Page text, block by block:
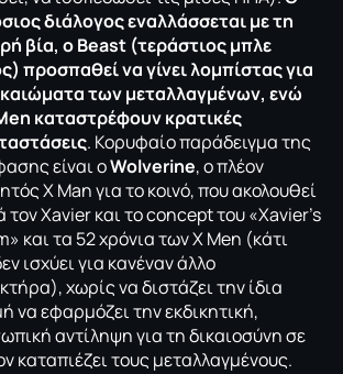
διάλογος εναλλάσσεται με τη
βία, ο Beast (τεράστιος μπλε
προσπαθεί να γίνει λομπίστας για
των μεταλλαγμένων, ενώ
καταστρέφουν κρατικές
. Κορυφαίο παράδειγμα της
είναι οWolverine, ο πλέον
X Man για το κοινό, που ακολουθεί
τον Xavier και το concept του «Xavier’s
και τα 52 χρόνια των X Men (κάτι
ισχύει για κανέναν άλλο
χωρίς να διστάζει την ίδια
να εφαρμόζει την εκδικητική,
αντίληψη για τη δικαιοσύνη σε
καταπιέζει τους μεταλλαγμένους.